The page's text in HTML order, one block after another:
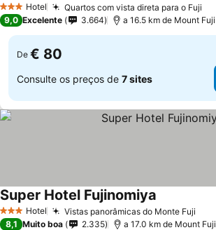
3 EstrelasHotel Quartos com vista direta para o Fuji
9,0 Excelente 3.664 a 16.5 km de Mount Fuji
De € 80
Consulte os preços de 7 sites
3 EstrelasHotel Vistas panorâmicas do Monte Fuji
Super Hotel Fujinomiya
8,1 Muito boa 2.335 a 17.0 km de Mount Fuji